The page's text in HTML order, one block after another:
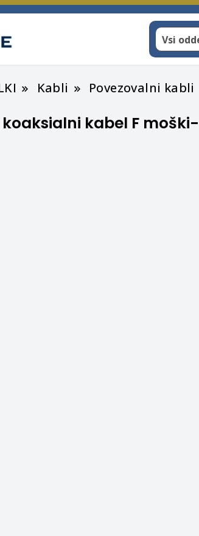
Vsi
Kabli Povezovalni kabli
kabel F